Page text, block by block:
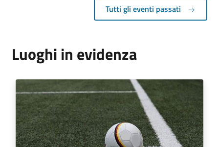
Tutti gli eventi passati
Luoghi in evidenza